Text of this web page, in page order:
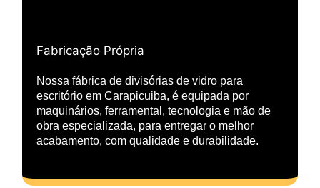
Fabricação Própria
Nossa fábrica de divisórias de vidro para
escritório em Carapicuiba, é equipada por
maquinários, ferramental, tecnologia e mão de
obra especializada, para entregar o melhor
acabamento, com qualidade e durabilidade.